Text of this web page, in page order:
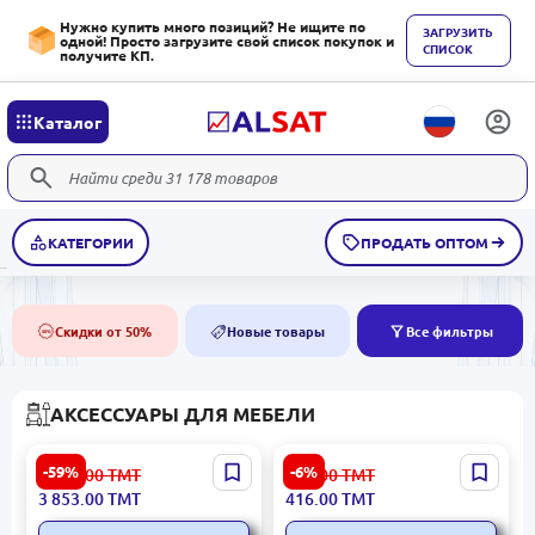
Нужно купить много позиций? Не ищите по
одной! Просто загрузите свой список покупок и
получите КП.
ЗАГРУЗИТЬ
СПИСОК
Каталог
КАТЕГОРИИ ПРОДАТЬ ОПТОМ
50% Скидки от 50% NEW Новые товары Все фильтры
АКСЕССУАРЫ ДЛЯ МЕБЕЛИ
-59%
NATURAL 3200394606 |
Кровать-каркас 100x200
см Прочная конструкция
9 535.00ТМТ
3 853.00ТМТ
-6%
ANDASEAT GCPAC-
AD12XL-07-B-PV-NPXL |
Подушка для шеи XL
кожа Kaiser
443.00ТМТ
416.00ТМТ